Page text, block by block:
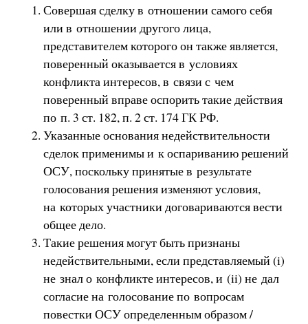
Совершая сделку в отношении самого себя
или в отношении другого лица,
представителем которого он также является,
поверенный оказывается в условиях
конфликта интересов, в связи с чем
поверенный вправе оспорить такие действия
по п. 3 ст. 182, п. 2 ст. 174 ГК РФ.
Указанные основания недействительности
сделок применимы и к оспариванию решений
ОСУ, поскольку принятые в результате
голосования решения изменяют условия,
на которых участники договариваются вести
общее дело.
Такие решения могут быть признаны
недействительными, если представляемый (i)
не знал о конфликте интересов, и (ii) не дал
согласие на голосование по вопросам
повестки ОСУ определенным образом /